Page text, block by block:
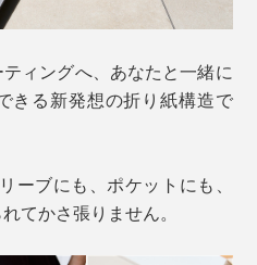
ィングへ、あなたと一緒に
きる新発想の折り紙構造で
ーブにも、ポケットにも、
てかさ張りません。